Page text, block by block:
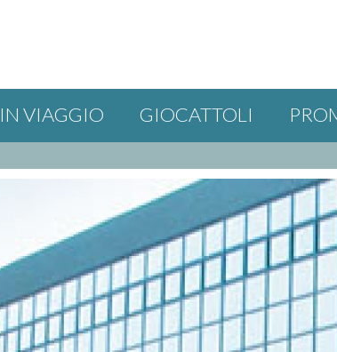
IN VIAGGIO GIOCATTOLI